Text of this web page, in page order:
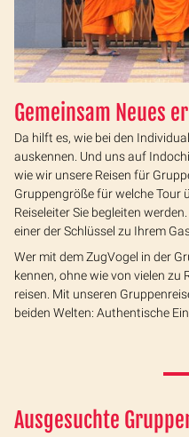
Gemeinsam Neues
Da hilft es, wie bei den
auskennen. Und uns auf
wie wir unsere Reisen für
Gruppengröße für welche Tour
Reiseleiter Sie begleiten
einer der Schlüssel zu Ihrem
Wer mit dem ZugVogel in der
kennen, ohne wie von vielen zu
reisen. Mit unseren
beiden Welten: Authentische
Ausgesuchte